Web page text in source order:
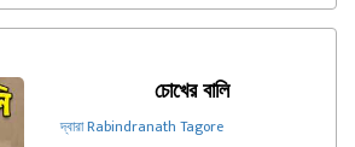
চোখের বালি
দ্বারা Rabindranath Tagore